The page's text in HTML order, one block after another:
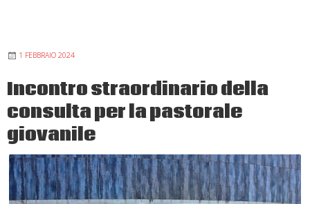
1 FEBBRAIO 2024
Incontro straordinario della
consulta per la pastorale
giovanile